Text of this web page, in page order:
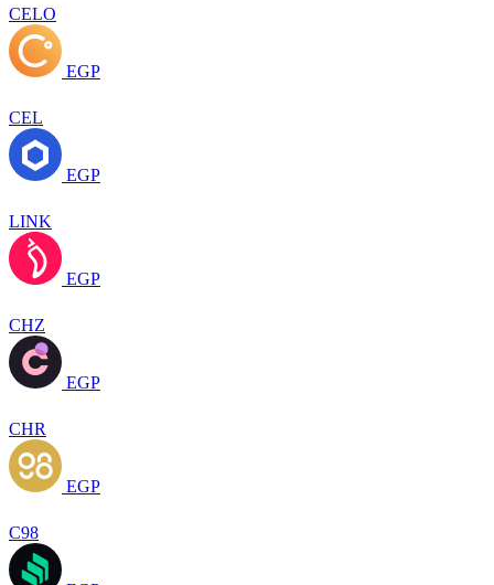
CELO
EGP
CEL
EGP
LINK
EGP
CHZ
EGP
CHR
EGP
C98